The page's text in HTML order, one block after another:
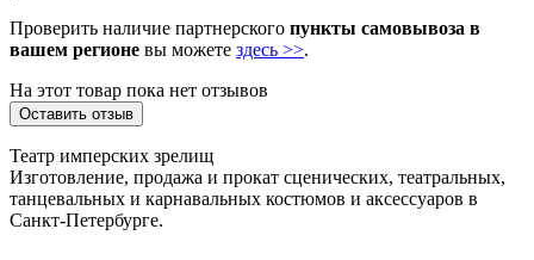
Проверить наличие партнерского пункты самовывоза в
вашем регионе вы можете здесь >>.
На этот товар пока нет отзывов
Оставить отзыв
Театр имперских зрелищ
Изготовление, продажа и прокат сценических, театральных,
танцевальных и карнавальных костюмов и аксессуаров в
Санкт-Петербурге.